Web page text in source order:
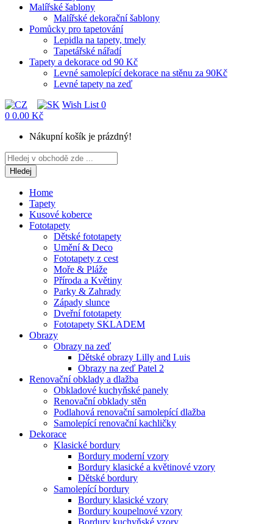
Malířské šablony
Malířské dekorační šablony
Pomůcky pro tapetování
Lepidla na tapety, tmely
Tapetářské nářadí
Tapety a dekorace od 90 Kč
Levné samolepící dekorace na stěnu za 90Kč
Levné tapety na zeď
Wish List 0
0 0.00 Kč
Nákupní košík je prázdný!
Hledej
Home
Tapety
Kusové koberce
Fototapety
Dětské fototapety
Umění & Deco
Fototapety z cest
Moře & Pláže
Příroda a Květiny
Parky & Zahrady
Západy slunce
Dveřní fototapety
Fototapety SKLADEM
Obrazy
Obrazy na zeď
Dětské obrazy Lilly and Luis
Obrazy na zeď Patel 2
Renovační obklady a dlažba
Obkladové kuchyňské panely
Renovační obklady stěn
Podlahová renovační samolepící dlažba
Samolepící renovační kachličky
Dekorace
Klasické bordury
Bordury moderní vzory
Bordury klasické a květinové vzory
Dětské bordury
Samolepící bordury
Bordury klasické vzory
Bordury koupelnové vzory
Bordury kuchyňské vzory